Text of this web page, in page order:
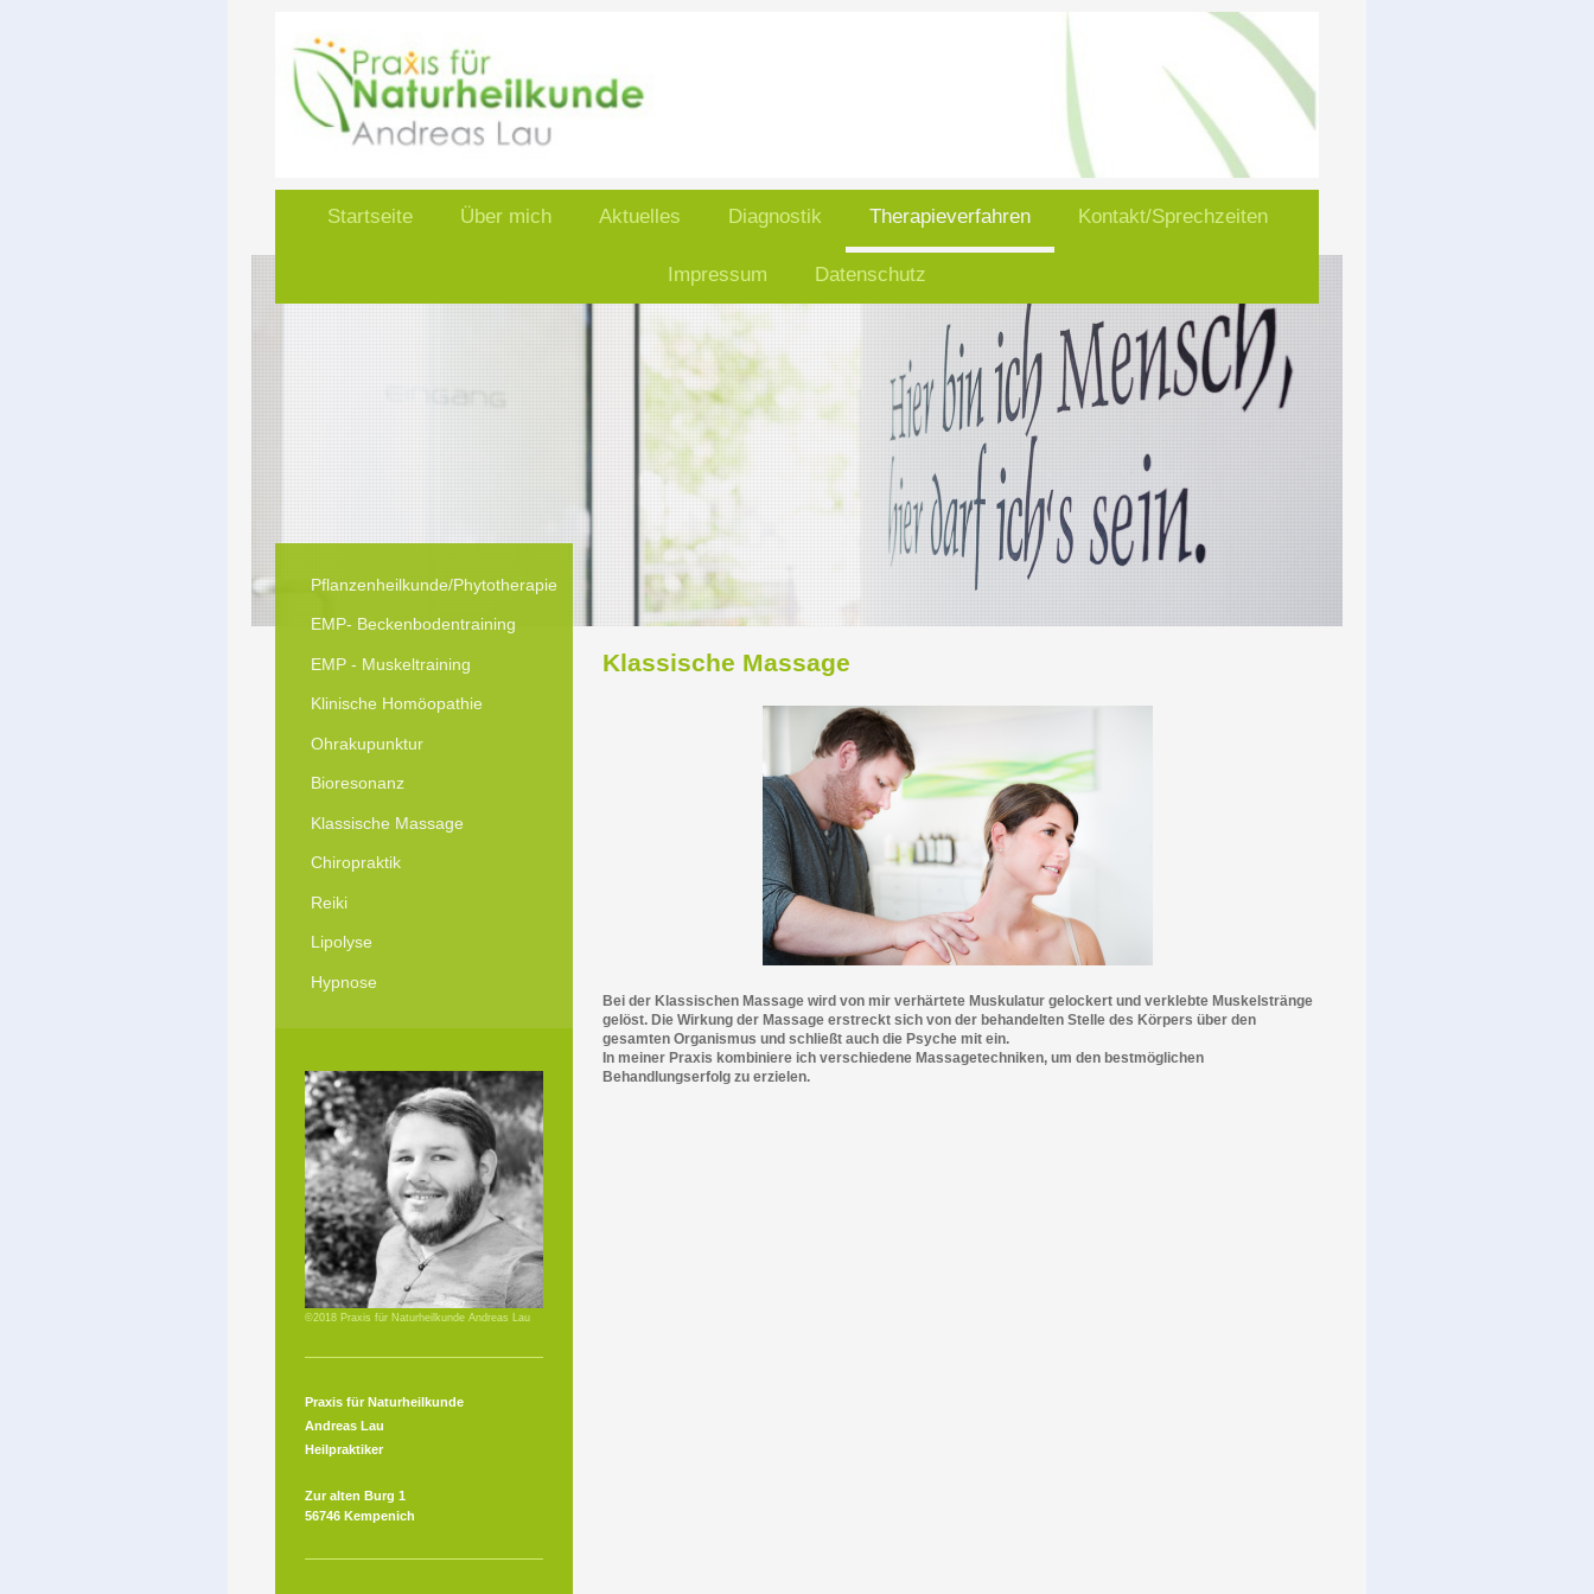
Startseite Über mich Aktuelles Diagnostik Therapieverfahren Kontakt/Sprechzeiten
Impressum Datenschutz
Klassische Massage
Bei der Klassischen Massage wird von mir verhärtete Muskulatur gelockert und verklebte Muskelstränge
gelöst. Die Wirkung der Massage erstreckt sich von der behandelten Stelle des Körpers über den
gesamten Organismus und schließt auch die Psyche mit ein.
In meiner Praxis kombiniere ich verschiedene Massagetechniken, um den bestmöglichen
Behandlungserfolg zu erzielen.
Pflanzenheilkunde/Phytotherapie
EMP- Beckenbodentraining
EMP - Muskeltraining
Klinische Homöopathie
Ohrakupunktur
Bioresonanz
Klassische Massage
Chiropraktik
Reiki
Lipolyse
Hypnose
©2018 Praxis für Naturheilkunde Andreas Lau
Praxis für Naturheilkunde
Andreas Lau
Heilpraktiker
Zur alten Burg 1
56746 Kempenich